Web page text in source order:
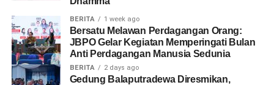
BERITA 1 week ago
Bersatu Melawan Perdagangan Orang:
JBPO Gelar Kegiatan Memperingati Bulan
Anti Perdagangan Manusia Sedunia
BERITA 2 days ago
Gedung Balaputradewa Diresmikan,